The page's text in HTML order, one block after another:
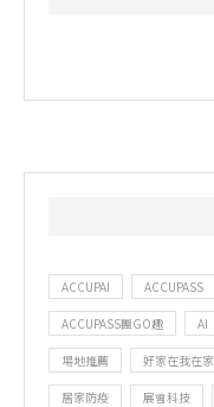
ACCUPAI ACCUPASS
ACCUPASS團GO趣 AI
場地推薦 好家在我在家
居家防疫 展會科技